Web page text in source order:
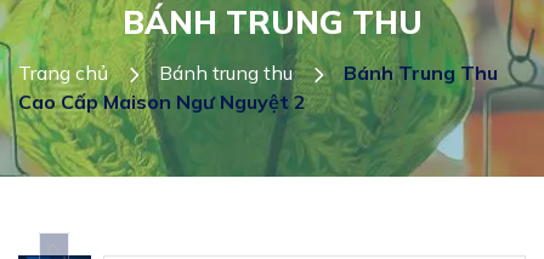
BÁNH TRUNG THU
Trang chủ Bánh trung thu
Bánh Trung Thu
Cao Cấp Maison Ngư Nguyệt 2